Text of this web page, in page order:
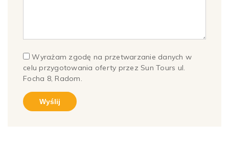
Wyrażam zgodę na przetwarzanie danych w
celu przygotowania oferty przez Sun Tours ul.
Focha 8, Radom.